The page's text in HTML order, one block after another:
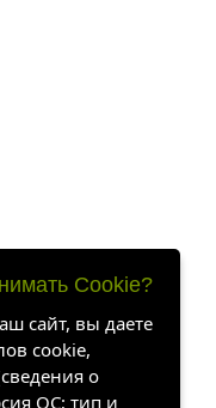
Cookie?
сайт, вы даете
cookie,
о
ОС; тип и